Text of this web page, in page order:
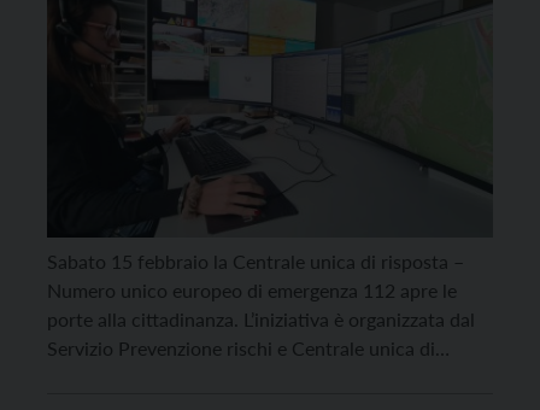
Sabato 15 febbraio la Centrale unica di risposta –
Numero unico europeo di emergenza 112 apre le
porte alla cittadinanza. L’iniziativa è organizzata dal
Servizio Prevenzione rischi e Centrale unica di